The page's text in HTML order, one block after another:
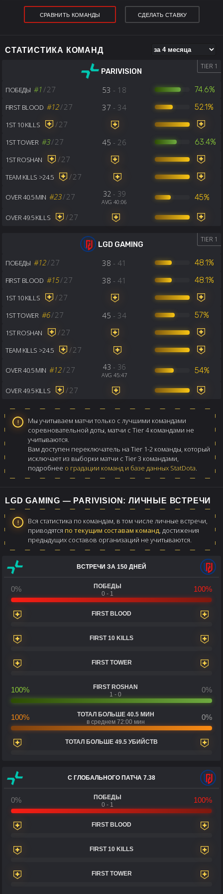
СРАВНИТЬ КОМАНДЫ СДЕЛАТЬ СТАВКУ
СТАТИСТИКА КОМАНД
PARIVISION
TIER 1
ПОБЕДЫ #1/27 53 - 18 74.6%
FIRST BLOOD #12/27 37 - 34 52.1%
1ST 10 KILLS /27
1ST TOWER #3/27 45 - 26 63.4%
1ST ROSHAN /27
TEAM KILLS >24.5 /27
OVER 40.5 MIN #23/27 32- 39
AVG 40:06 45%
OVER 49.5 KILLS /27
LGD GAMING
TIER 1
ПОБЕДЫ #12/27 38 - 41 48.1%
FIRST BLOOD #15/27 38 - 41 48.1%
1ST 10 KILLS /27
1ST TOWER #6/27 45 - 34 57%
1ST ROSHAN /27
TEAM KILLS >24.5 /27
OVER 40.5 MIN #12/27 43 - 36
AVG 45:47 54%
OVER 49.5 KILLS /27
Мы учитываем матчи только с лучшими командами
соревновательной доты, матчи с Tier 4 командами не
учитываются.
Вам доступен переключатель на Tier 1-2 команды, который
исключает из выборки матчи с Tier 3 командами,
подробнее о градации команд и базе данных StatDota.
LGD GAMING — PARIVISION: ЛИЧНЫЕ ВСТРЕЧИ
Вся статистика по командам, в том числе личные встречи,
приводятся по текущим составам команд, достижения
предыдущих составов организаций не учитываются.
ВСТРЕЧИ ЗА 150 ДНЕЙ
0%
ПОБЕДЫ
0 - 1
100%
FIRST BLOOD
FIRST 10 KILLS
FIRST TOWER
100%
FIRST ROSHAN
1 - 0
0%
100%
ТОТАЛ БОЛЬШЕ 40.5 МИН
в среднем 72:00 мин
0%
ТОТАЛ БОЛЬШЕ 49.5 УБИЙСТВ
С ГЛОБАЛЬНОГО ПАТЧА 7.38
0%
ПОБЕДЫ
0 - 1
100%
FIRST BLOOD
FIRST 10 KILLS
FIRST TOWER